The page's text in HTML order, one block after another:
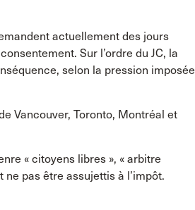
actuellement des jours
Sur l’ordre du JC, la
selon la pression imposée
Vancouver, Toronto, Montréal et
« citoyens libres », « arbitre
pas être assujettis à l’impôt.